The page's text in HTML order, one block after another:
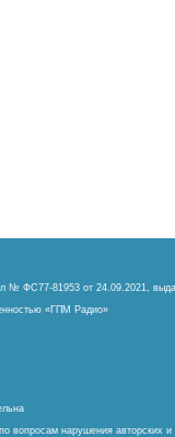
№ ФС77-81953 от 24.09.2021,
«ГПМ Радио»
вопросам нарушения авторских